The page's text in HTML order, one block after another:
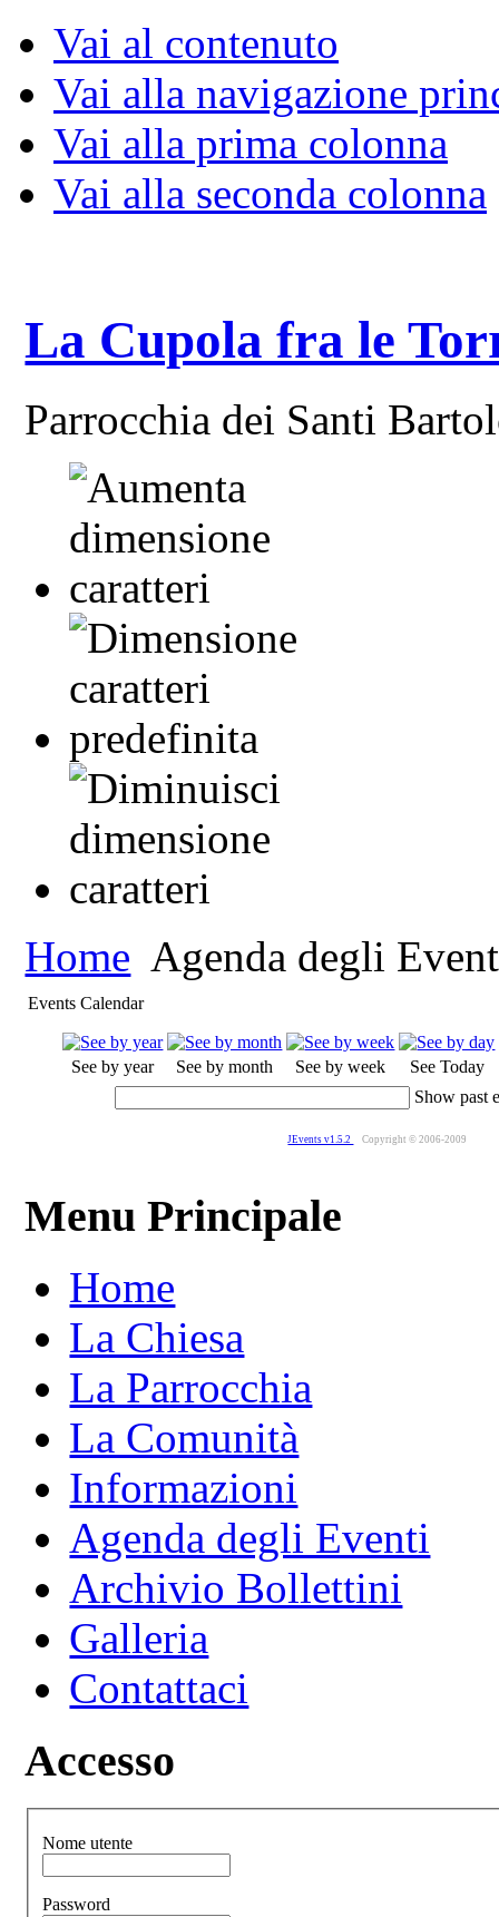
Vai al contenuto
Vai alla navigazione
Vai alla prima colonna
Vai alla seconda colonna
La Cupola fra le
Parrocchia dei Santi
Home Agenda degli
Events Calendar
See by year See by month See by week
See Today
Show past
JEvents v1.5.2 Copyright © 2006-2009
Menu Principale
Home
La Chiesa
La Parrocchia
La Comunità
Informazioni
Agenda degli Eventi
Archivio Bollettini
Galleria
Contattaci
Accesso
Nome utente
Password